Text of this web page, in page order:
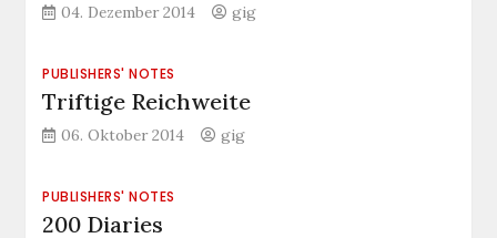
04. Dezember 2014 gig
PUBLISHERS' NOTES
Triftige Reichweite
06. Oktober 2014 gig
PUBLISHERS' NOTES
200 Diaries